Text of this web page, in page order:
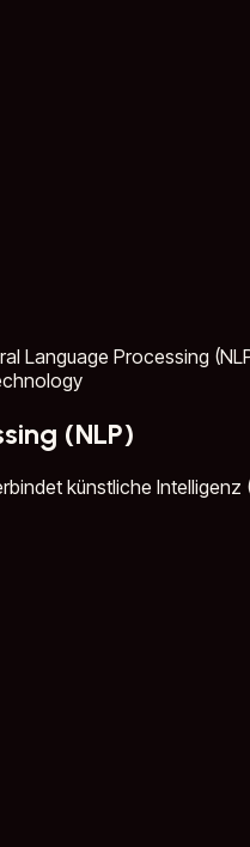
Language Processing
(NLP)
künstliche